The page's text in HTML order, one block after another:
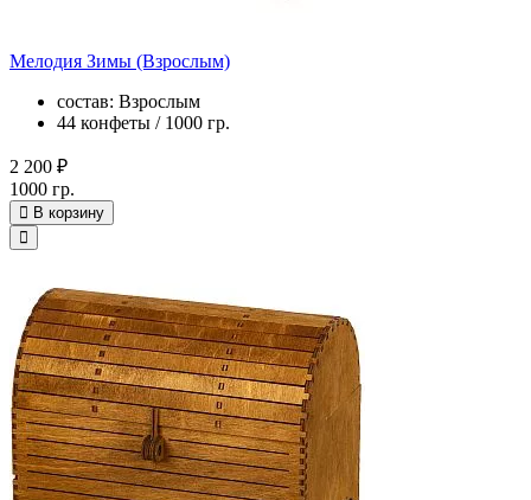
Мелодия Зимы (Взрослым)
состав: Взрослым
44 конфеты / 1000 гр.
2 200 ₽
1000 гр.
В корзину